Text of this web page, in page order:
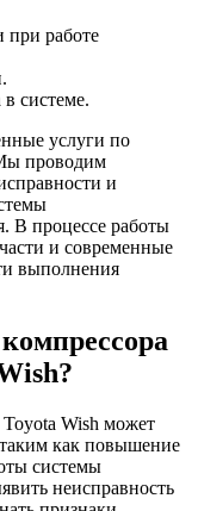
работе
системе.
услуги по
проводим
и
В процессе работы
и современные
выполнения
Wish может
как повышение
системы
неисправность